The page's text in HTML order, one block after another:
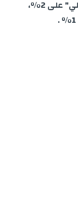
وحصل إسلام سليماني "لشبونة البرتغالي" على 2%،